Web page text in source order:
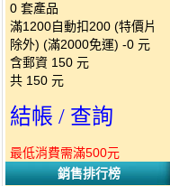
0 套產品
滿1200自動扣200 (特價片
除外) (滿2000免運) -0 元
含郵資 150 元
共 150 元
結帳 / 查詢
最低消費需滿500元
銷售排行榜